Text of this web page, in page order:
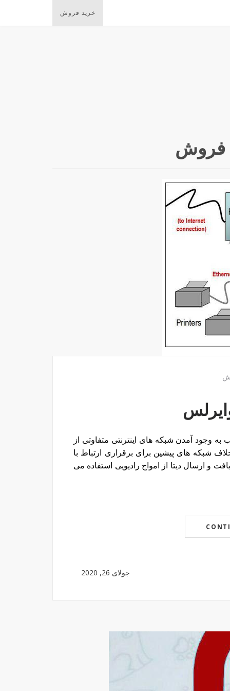
خرید فروش
فروش
وجود آمدن شبکه های اینترنتی متفاوتی از
شبکه های پیشین برای برقراری ارتباط با
و ارسال دیتا از امواج رادیویی استفاده می
جولای 26, 2020